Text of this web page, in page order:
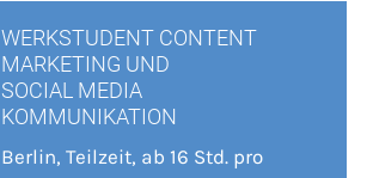
WERKSTUDENT CONTENT
MARKETING UND
SOCIAL MEDIA
KOMMUNIKATION
Berlin, Teilzeit, ab 16 Std. pro